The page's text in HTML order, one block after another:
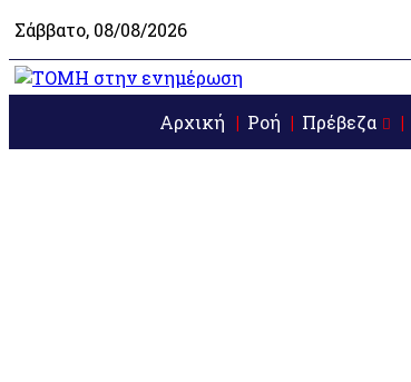
Σάββατο, 08/08/2026
Αρχική Ροή Πρέβεζα